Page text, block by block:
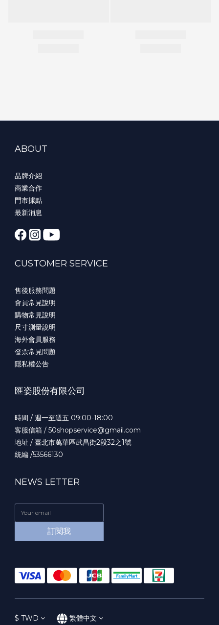
ABOUT
品牌介紹
商業合作
門市據點
最新消息
CUSTOMER SERVICE
售後服務問題
會員常見說明
購物常見說明
尺寸測量說明
海外會員服務
發票常見問題
隱私權公告
匯姿股份有限公司
時間 / 週一至週五 09:00-18:00
客服信箱 / 50shopservice@gmail.com
地址 / 臺北市萬華區武昌街2段32之1號
統編 /53566130
NEWS LETTER
訂閱我
$ TWD 繁體中文